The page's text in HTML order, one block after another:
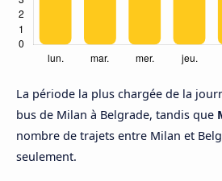
La période la plus chargée de la
bus de Milan à Belgrade, tandis que
nombre de trajets entre Milan et
seulement.